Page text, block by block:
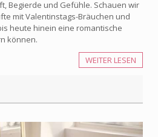
Begierde und Gefühle. Schauen wir
mit Valentinstags-Bräuchen und
heute hinein eine romantische
können.
WEITER LESEN